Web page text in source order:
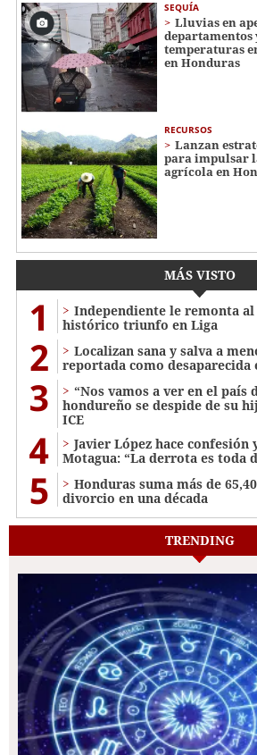
SEQUÍA
Lluvias en
departamentos
temperaturas
en Honduras
RECURSOS
Lanzan
para impulsar
agrícola en
MÁS VISTO
1
Independiente le remonta
histórico triunfo en Liga
2
Localizan sana y salva a
reportada como desaparecida
3
“Nos vamos a ver en el país
hondureño se despide de su
ICE
4
Javier López hace confesión
Motagua: “La derrota es toda
5
Honduras suma más de
divorcio en una década
TRENDING